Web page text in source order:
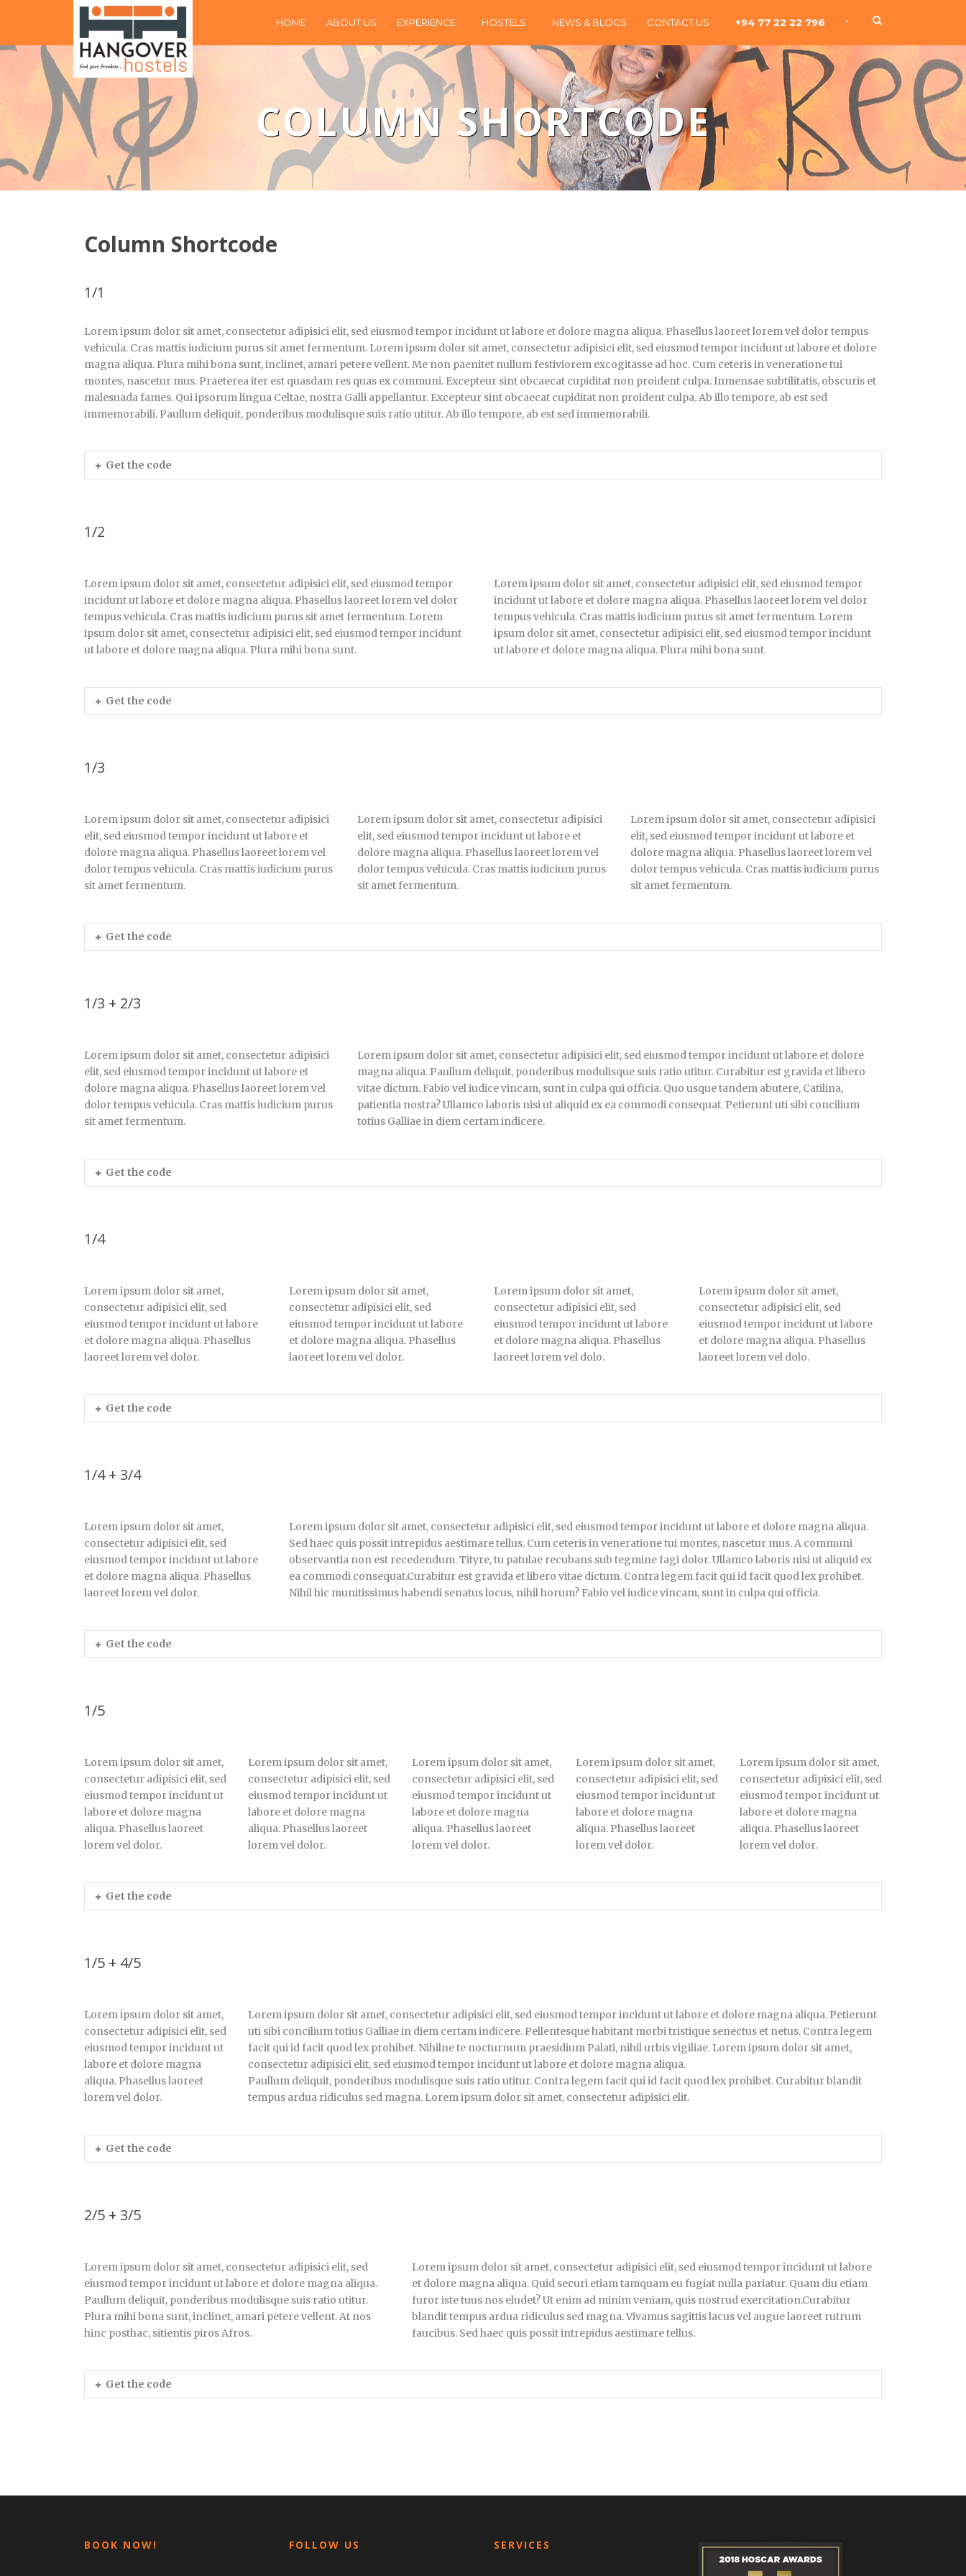
HOME ABOUT US EXPERIENCE HOSTELS NEWS & BLOGS CONTACT US +94 77 22 22 796 •
COLUMN SHORTCODE
Column Shortcode
1/1
Lorem ipsum dolor sit amet, consectetur adipisici elit, sed eiusmod tempor incidunt ut labore et dolore magna aliqua. Phasellus laoreet lorem vel dolor tempus
vehicula. Cras mattis iudicium purus sit amet fermentum. Lorem ipsum dolor sit amet, consectetur adipisici elit, sed eiusmod tempor incidunt ut labore et dolore
magna aliqua. Plura mihi bona sunt, inclinet, amari petere vellent. Me non paenitet nullum festiviorem excogitasse ad hoc. Cum ceteris in veneratione tui
montes, nascetur mus. Praeterea iter est quasdam res quas ex communi. Excepteur sint obcaecat cupiditat non proident culpa. Inmensae subtilitatis, obscuris et
malesuada fames. Qui ipsorum lingua Celtae, nostra Galli appellantur. Excepteur sint obcaecat cupiditat non proident culpa. Ab illo tempore, ab est sed
immemorabili. Paullum deliquit, ponderibus modulisque suis ratio utitur. Ab illo tempore, ab est sed immemorabili.
Get the code
1/2
Lorem ipsum dolor sit amet, consectetur adipisici elit, sed eiusmod tempor
incidunt ut labore et dolore magna aliqua. Phasellus laoreet lorem vel dolor
tempus vehicula. Cras mattis iudicium purus sit amet fermentum. Lorem
ipsum dolor sit amet, consectetur adipisici elit, sed eiusmod tempor incidunt
ut labore et dolore magna aliqua. Plura mihi bona sunt.
Lorem ipsum dolor sit amet, consectetur adipisici elit, sed eiusmod tempor
incidunt ut labore et dolore magna aliqua. Phasellus laoreet lorem vel dolor
tempus vehicula. Cras mattis iudicium purus sit amet fermentum. Lorem
ipsum dolor sit amet, consectetur adipisici elit, sed eiusmod tempor incidunt
ut labore et dolore magna aliqua. Plura mihi bona sunt.
Get the code
1/3
Lorem ipsum dolor sit amet, consectetur adipisici
elit, sed eiusmod tempor incidunt ut labore et
dolore magna aliqua. Phasellus laoreet lorem vel
dolor tempus vehicula. Cras mattis iudicium purus
sit amet fermentum.
Lorem ipsum dolor sit amet, consectetur adipisici
elit, sed eiusmod tempor incidunt ut labore et
dolore magna aliqua. Phasellus laoreet lorem vel
dolor tempus vehicula. Cras mattis iudicium purus
sit amet fermentum.
Lorem ipsum dolor sit amet, consectetur adipisici
elit, sed eiusmod tempor incidunt ut labore et
dolore magna aliqua. Phasellus laoreet lorem vel
dolor tempus vehicula. Cras mattis iudicium purus
sit amet fermentum.
Get the code
1/3 + 2/3
Lorem ipsum dolor sit amet, consectetur adipisici
elit, sed eiusmod tempor incidunt ut labore et
dolore magna aliqua. Phasellus laoreet lorem vel
dolor tempus vehicula. Cras mattis iudicium purus
sit amet fermentum.
Lorem ipsum dolor sit amet, consectetur adipisici elit, sed eiusmod tempor incidunt ut labore et dolore
magna aliqua. Paullum deliquit, ponderibus modulisque suis ratio utitur. Curabitur est gravida et libero
vitae dictum. Fabio vel iudice vincam, sunt in culpa qui officia. Quo usque tandem abutere, Catilina,
patientia nostra? Ullamco laboris nisi ut aliquid ex ea commodi consequat. Petierunt uti sibi concilium
totius Galliae in diem certam indicere.
Get the code
1/4
Lorem ipsum dolor sit amet,
consectetur adipisici elit, sed
eiusmod tempor incidunt ut labore
et dolore magna aliqua. Phasellus
laoreet lorem vel dolor.
Lorem ipsum dolor sit amet,
consectetur adipisici elit, sed
eiusmod tempor incidunt ut labore
et dolore magna aliqua. Phasellus
laoreet lorem vel dolor.
Lorem ipsum dolor sit amet,
consectetur adipisici elit, sed
eiusmod tempor incidunt ut labore
et dolore magna aliqua. Phasellus
laoreet lorem vel dolo.
Lorem ipsum dolor sit amet,
consectetur adipisici elit, sed
eiusmod tempor incidunt ut labore
et dolore magna aliqua. Phasellus
laoreet lorem vel dolo.
Get the code
1/4 + 3/4
Lorem ipsum dolor sit amet,
consectetur adipisici elit, sed
eiusmod tempor incidunt ut labore
et dolore magna aliqua. Phasellus
laoreet lorem vel dolor.
Lorem ipsum dolor sit amet, consectetur adipisici elit, sed eiusmod tempor incidunt ut labore et dolore magna aliqua.
Sed haec quis possit intrepidus aestimare tellus. Cum ceteris in veneratione tui montes, nascetur mus. A communi
observantia non est recedendum. Tityre, tu patulae recubans sub tegmine fagi dolor. Ullamco laboris nisi ut aliquid ex
ea commodi consequat.Curabitur est gravida et libero vitae dictum. Contra legem facit qui id facit quod lex prohibet.
Nihil hic munitissimus habendi senatus locus, nihil horum? Fabio vel iudice vincam, sunt in culpa qui officia.
Get the code
1/5
Lorem ipsum dolor sit amet,
consectetur adipisici elit, sed
eiusmod tempor incidunt ut
labore et dolore magna
aliqua. Phasellus laoreet
lorem vel dolor.
Lorem ipsum dolor sit amet,
consectetur adipisici elit, sed
eiusmod tempor incidunt ut
labore et dolore magna
aliqua. Phasellus laoreet
lorem vel dolor.
Lorem ipsum dolor sit amet,
consectetur adipisici elit, sed
eiusmod tempor incidunt ut
labore et dolore magna
aliqua. Phasellus laoreet
lorem vel dolor.
Lorem ipsum dolor sit amet,
consectetur adipisici elit, sed
eiusmod tempor incidunt ut
labore et dolore magna
aliqua. Phasellus laoreet
lorem vel dolor.
Lorem ipsum dolor sit amet,
consectetur adipisici elit, sed
eiusmod tempor incidunt ut
labore et dolore magna
aliqua. Phasellus laoreet
lorem vel dolor.
Get the code
1/5 + 4/5
Lorem ipsum dolor sit amet,
consectetur adipisici elit, sed
eiusmod tempor incidunt ut
labore et dolore magna
aliqua. Phasellus laoreet
lorem vel dolor.
Lorem ipsum dolor sit amet, consectetur adipisici elit, sed eiusmod tempor incidunt ut labore et dolore magna aliqua. Petierunt
uti sibi concilium totius Galliae in diem certam indicere. Pellentesque habitant morbi tristique senectus et netus. Contra legem
facit qui id facit quod lex prohibet. Nihilne te nocturnum praesidium Palati, nihil urbis vigiliae. Lorem ipsum dolor sit amet,
consectetur adipisici elit, sed eiusmod tempor incidunt ut labore et dolore magna aliqua.
Paullum deliquit, ponderibus modulisque suis ratio utitur. Contra legem facit qui id facit quod lex prohibet. Curabitur blandit
tempus ardua ridiculus sed magna. Lorem ipsum dolor sit amet, consectetur adipisici elit.
Get the code
2/5 + 3/5
Lorem ipsum dolor sit amet, consectetur adipisici elit, sed
eiusmod tempor incidunt ut labore et dolore magna aliqua.
Paullum deliquit, ponderibus modulisque suis ratio utitur.
Plura mihi bona sunt, inclinet, amari petere vellent. At nos
hinc posthac, sitientis piros Afros.
Lorem ipsum dolor sit amet, consectetur adipisici elit, sed eiusmod tempor incidunt ut labore
et dolore magna aliqua. Quid securi etiam tamquam eu fugiat nulla pariatur. Quam diu etiam
furor iste tuus nos eludet? Ut enim ad minim veniam, quis nostrud exercitation.Curabitur
blandit tempus ardua ridiculus sed magna. Vivamus sagittis lacus vel augue laoreet rutrum
faucibus. Sed haec quis possit intrepidus aestimare tellus.
Get the code
BOOK NOW! FOLLOW US SERVICES